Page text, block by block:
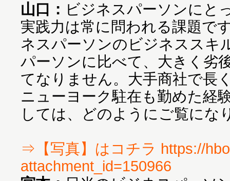
山口： ビジネスパーソンにと
実践力は常に問われる課題で
ネスパーソンのビジネススキ
パーソンに比べて、大きく劣
てなりません。大手商社で長
ニューヨーク駐在も勤めた経
しては、どのようにご覧にな
⇒【写真】はコチラ https://
attachment_id=150966